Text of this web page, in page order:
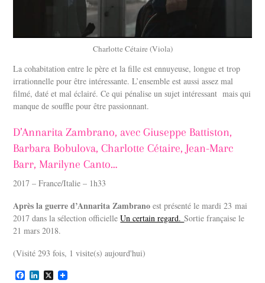
Charlotte Cétaire (Viola)
La cohabitation entre le père et la fille est ennuyeuse, longue et trop
irrationnelle pour être intéressante. L’ensemble est aussi assez mal
filmé, daté et mal éclairé. Ce qui pénalise un sujet intéressant mais qui
manque de souffle pour être passionnant.
D’Annarita Zambrano, avec Giuseppe Battiston,
Barbara Bobulova, Charlotte Cétaire, Jean-Marc
Barr, Marilyne Canto…
2017 – France/Italie – 1h33
Après la guerre d’Annarita Zambrano est présenté le mardi 23 mai
2017 dans la sélection officielleUn certain regard.Sortie française le
21 mars 2018.
(Visité 293 fois, 1 visite(s) aujourd'hui)
F L X